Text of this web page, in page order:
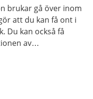
brukar gå över inom
att du kan få ont i
Du kan också få
av